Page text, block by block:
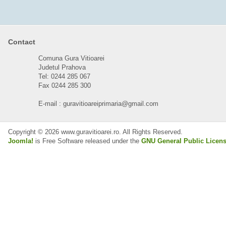
Contact
Comuna Gura Vitioarei
Judetul Prahova
Tel: 0244 285 067
Fax 0244 285 300
E-mail : guravitioareiprimaria@gmail.com
Copyright © 2026 www.guravitioarei.ro. All Rights Reserved.
Joomla! is Free Software released under the GNU General Public